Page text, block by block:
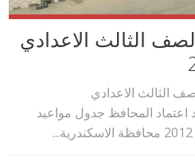
الثالث الاعدادي
الثالث الاعدادي
2011 بعد اعتماد المحافظ جدول مواعيد